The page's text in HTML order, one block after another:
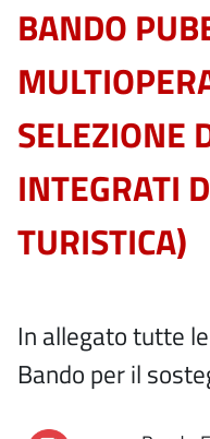
BANDO
SELEZIONE
INTEGRATI
TURISTICA)
In allegato tutte
Bando per il